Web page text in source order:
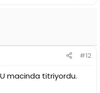
#12
macinda titriyordu.